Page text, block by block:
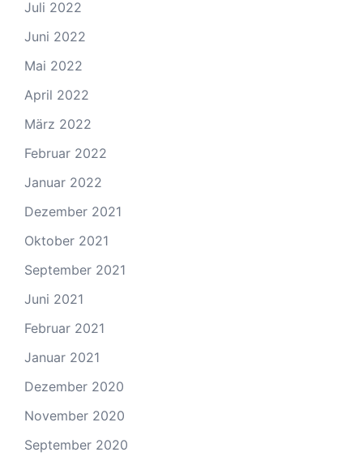
Juli 2022
Juni 2022
Mai 2022
April 2022
März 2022
Februar 2022
Januar 2022
Dezember 2021
Oktober 2021
September 2021
Juni 2021
Februar 2021
Januar 2021
Dezember 2020
November 2020
September 2020